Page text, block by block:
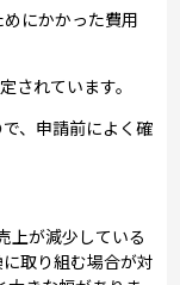
にかかった費用
されています。
、申請前によく確
上が減少している
取り組む場合が対